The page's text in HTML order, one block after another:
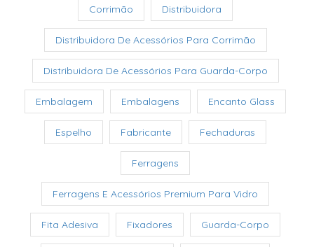
Corrimão Distribuidora
Distribuidora De Acessórios Para Corrimão
Distribuidora De Acessórios Para Guarda-Corpo
Embalagem Embalagens Encanto Glass
Espelho Fabricante Fechaduras
Ferragens
Ferragens E Acessórios Premium Para Vidro
Fita Adesiva Fixadores Guarda-Corpo